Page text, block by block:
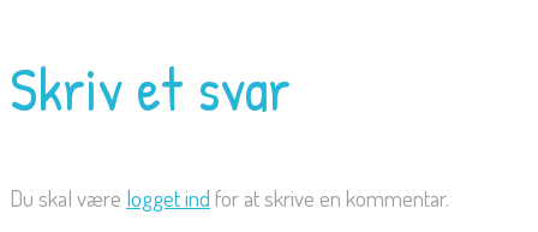
Skriv et svar
Du skal være logget ind for at skrive en kommentar.